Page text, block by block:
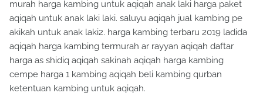
murah harga kambing untuk aqiqah anak laki harga paket
aqiqah untuk anak laki laki. saluyu aqiqah jual kambing pe
akikah untuk anak laki2. harga kambing terbaru 2019 ladida
aqiqah harga kambing termurah ar rayyan aqiqah daftar
harga as shidiq aqiqah sakinah aqiqah harga kambing
cempe harga 1 kambing aqiqah beli kambing qurban
ketentuan kambing untuk aqiqah.